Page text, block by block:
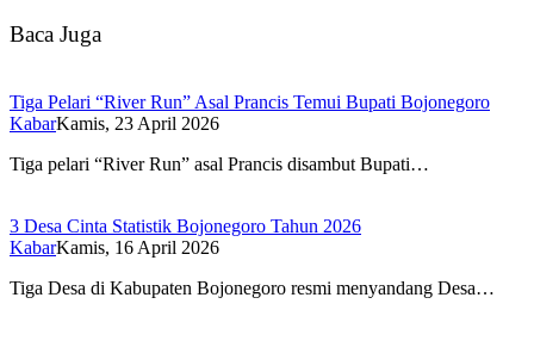
Baca Juga
Tiga Pelari “River Run” Asal Prancis Temui Bupati Bojonegoro
KabarKamis, 23 April 2026
Tiga pelari “River Run” asal Prancis disambut Bupati…
3 Desa Cinta Statistik Bojonegoro Tahun 2026
KabarKamis, 16 April 2026
Tiga Desa di Kabupaten Bojonegoro resmi menyandang Desa…